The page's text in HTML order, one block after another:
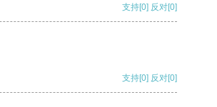
支持[0] 反对[0]
支持[0] 反对[0]